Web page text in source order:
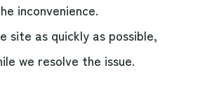
inconvenience.
site as quickly as possible,
we resolve the issue.